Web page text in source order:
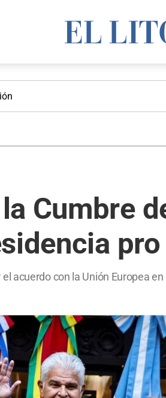
Cumbre
acuerdo con la Unión Europea